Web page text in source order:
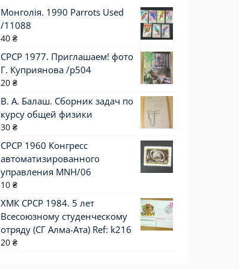
Монголія. 1990 Parrots Used
/11088
40 ₴
СРСР 1977. Приглашаем! фото
Г. Куприянова /р504
20 ₴
В. А. Балаш. Сборник задач по
курсу общей физики
30 ₴
СРСР 1960 Конгресс
автоматизированного
управления MNH/06
10 ₴
ХМК СРСР 1984. 5 лет
Всесоюзному студенческому
отряду (СГ Алма-Ата) Ref: k216
20 ₴